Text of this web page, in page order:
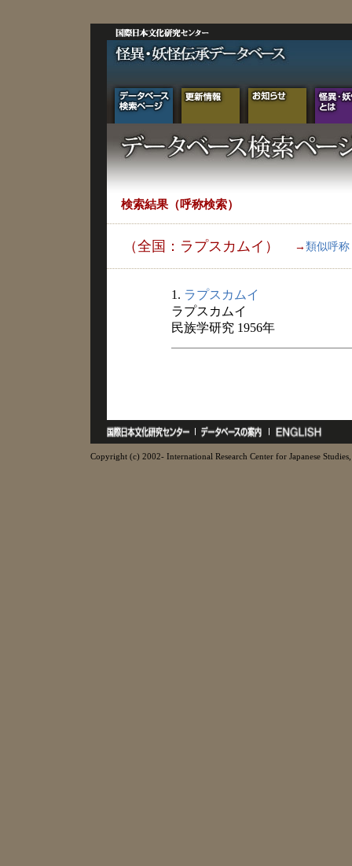
検索結果（呼称検索）
（全国：ラプスカムイ） → 類似呼称
1. ラプスカムイ
ラプスカムイ
民族学研究 1956年
Copyright (c) 2002- International Research Center for Japanese